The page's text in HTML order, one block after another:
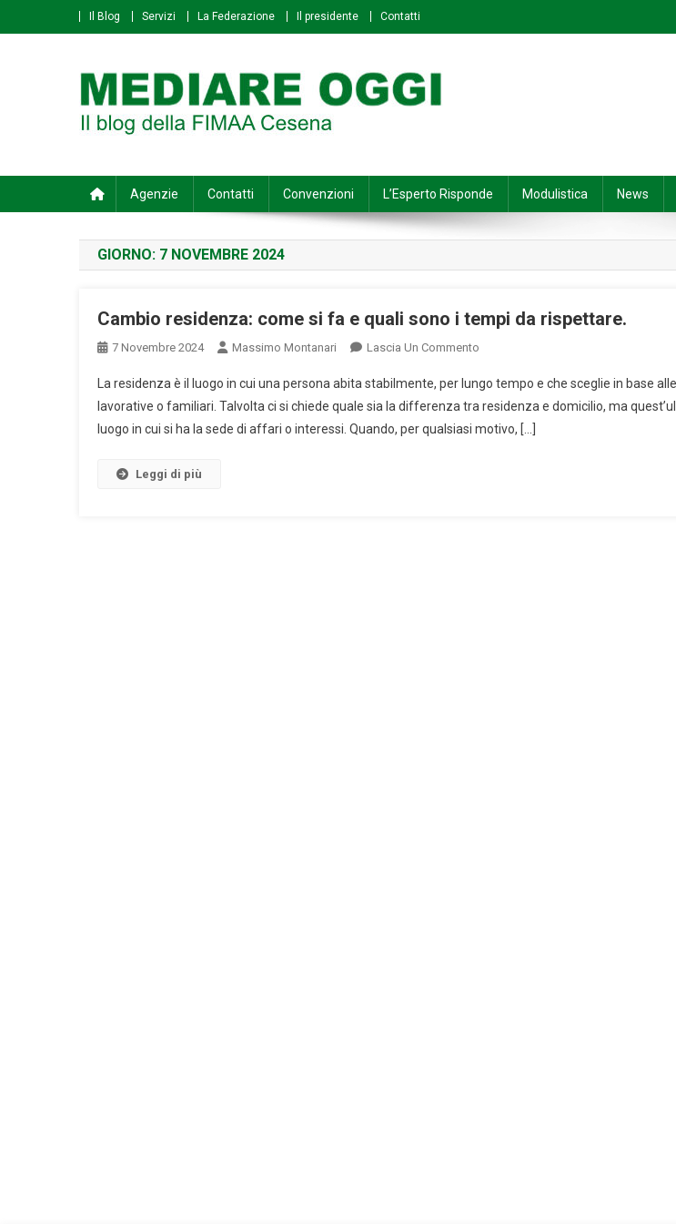
to
Il Blog Servizi La Federazione Il presidente Contatti
Agenzie Contatti Convenzioni L’Esperto Risponde Modulistica News
GIORNO: 7 NOVEMBRE 2024
Cambio residenza: come si fa e quali sono i tempi da rispettare.
7 Novembre 2024 Massimo Montanari Lascia Un Commento
Residenza:
Come
Si
La residenza è il luogo in cui una persona abita stabilmente, per lungo tempo e che sceglie in base
lavorative o familiari. Talvolta ci si chiede quale sia la differenza tra residenza e domicilio, ma
luogo in cui si ha la sede di affari o interessi. Quando, per qualsiasi motivo, […]
Leggi di più